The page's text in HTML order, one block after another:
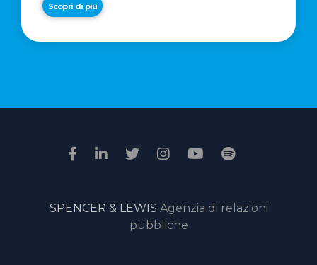
Scopri di più
“Passione
il
della
giuria
online
SPENCER & LEWIS Agenzia di relazioni
pubbliche